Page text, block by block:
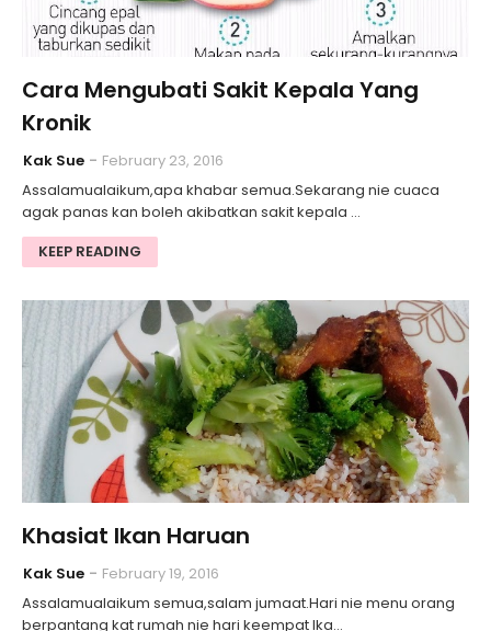
Cara Mengubati Sakit Kepala Yang
Kronik
Kak Sue
February 23, 2016
Assalamualaikum,apa khabar semua.Sekarang nie cuaca
agak panas kan boleh akibatkan sakit kepala …
KEEP READING
Khasiat Ikan Haruan
Kak Sue
February 19, 2016
Assalamualaikum semua,salam jumaat.Hari nie menu orang
berpantang kat rumah nie hari keempat Ika…